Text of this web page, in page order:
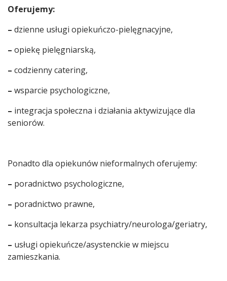
Oferujemy:
– dzienne usługi opiekuńczo-pielęgnacyjne,
– opiekę pielęgniarską,
– codzienny catering,
– wsparcie psychologiczne,
– integracja społeczna i działania aktywizujące dla
seniorów.
Ponadto dla opiekunów nieformalnych oferujemy:
– poradnictwo psychologiczne,
– poradnictwo prawne,
– konsultacja lekarza psychiatry/neurologa/geriatry,
– usługi opiekuńcze/asystenckie w miejscu
zamieszkania.